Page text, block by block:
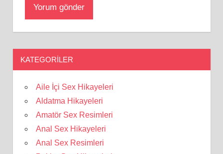
KATEGORILER
Aile İçi Sex Hikayeleri
Aldatma Hikayeleri
Amatör Sex Resimleri
Anal Sex Hikayeleri
Anal Sex Resimleri